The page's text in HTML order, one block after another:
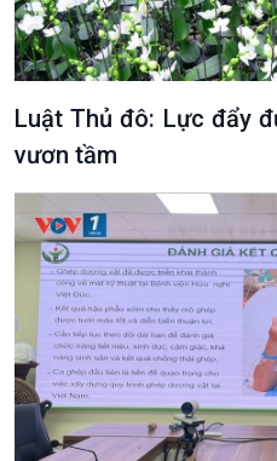
VOV1 đặc biệt
Thanh âm ký sự
Chân dung cuộc sống
Các chương trình đặc biệt
Luật Thủ đô: Lực đẩy
vươn tầm